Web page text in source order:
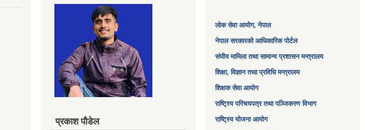
प्रकाश पौडेल
लोक सेवा आयोग, नेपाल
नेपाल सरकारको आधिकारिक पोर्टल
संघीय मामिला तथा सामान्य प्रशासन मन्त्रालय
शिक्षा, विज्ञान तथा प्रविधि मन्त्रालय
शिक्षक सेवा आयोग
राष्ट्रिय परिचयपत्र तथा पञ्जिकरण विभाग
राष्ट्रिय योजना आयोग